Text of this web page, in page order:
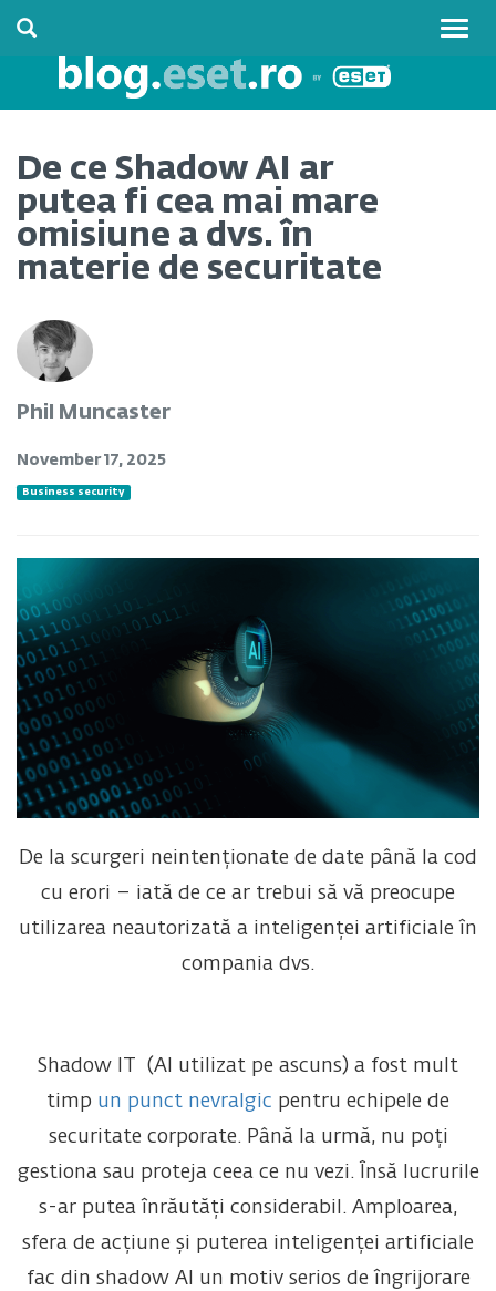
De ce Shadow AI ar
putea fi cea mai mare
omisiune a dvs. în
materie de securitate
Phil Muncaster
November 17, 2025
Business security
De la scurgeri neintenționate de date până la cod
cu erori – iată de ce ar trebui să vă preocupe
utilizarea neautorizată a inteligenței artificiale în
compania dvs.
Shadow IT (AI utilizat pe ascuns) a fost mult
timp un punct nevralgic pentru echipele de
securitate corporate. Până la urmă, nu poți
gestiona sau proteja ceea ce nu vezi. Însă lucrurile
s-ar putea înrăutăți considerabil. Amploarea,
sfera de acțiune și puterea inteligenței artificiale
fac din shadow AI un motiv serios de îngrijorare